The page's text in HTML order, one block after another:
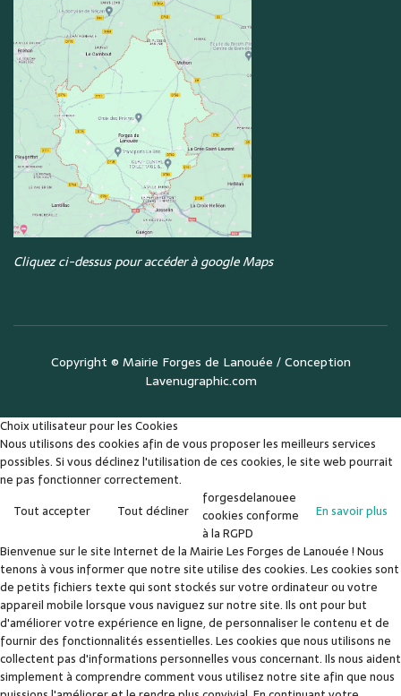
Cliquez ci-dessus pour accéder à google Maps
Copyright © Mairie Forges de Lanouée / Conception
Lavenugraphic.com
Choix utilisateur pour les Cookies
Nous utilisons des cookies afin de vous proposer les meilleurs services
possibles. Si vous déclinez l'utilisation de ces cookies, le site web pourrait
ne pas fonctionner correctement.
Tout accepter
Tout décliner En savoir plus
forgesdelanouee
cookies conforme
à la RGPD
Bienvenue sur le site Internet de la Mairie Les Forges de Lanouée ! Nous
tenons à vous informer que notre site utilise des cookies. Les cookies sont
de petits fichiers texte qui sont stockés sur votre ordinateur ou votre
appareil mobile lorsque vous naviguez sur notre site. Ils ont pour but
d'améliorer votre expérience en ligne, de personnaliser le contenu et de
fournir des fonctionnalités essentielles. Les cookies que nous utilisons ne
collectent pas d'informations personnelles vous concernant. Ils nous aident
simplement à comprendre comment vous utilisez notre site afin que nous